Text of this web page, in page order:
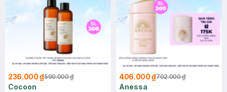
236.000 ₫590.000 ₫
Cocoon
406.000 ₫702.000 ₫
Anessa